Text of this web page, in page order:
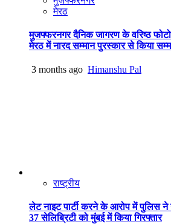
मेरठ
मुजफ्फरनगर दैनिक जागरण के वरिष्ठ
मेरठ में नारद सम्मान पुरस्कार से किया
3 months ago Himanshu Pal
राष्ट्रीय
लेट नाइट पार्टी करने के आरोप में पुलिस
37 सेलिब्रिटी को मुंबई में किया गिरफ्तार